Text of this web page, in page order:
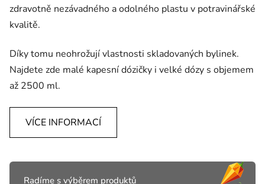
zdravotně nezávadného a odolného plastu v potravinářské
kvalitě.
Díky tomu neohrožují vlastnosti skladovaných bylinek.
Najdete zde malé kapesní dózičky i velké dózy s objemem
až 2500 ml.
VÍCE INFORMACÍ
Radíme s výběrem produktů